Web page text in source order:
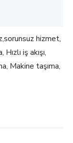
hizmet,
iş akışı,
Makine taşıma,